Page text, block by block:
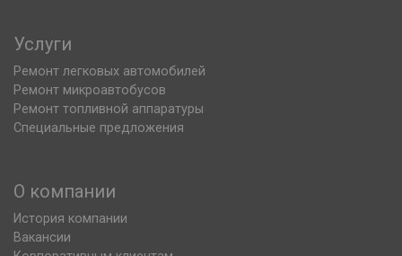
Услуги
Ремонт легковых автомобилей
Ремонт микроавтобусов
Ремонт топливной аппаратуры
Специальные предложения
О компании
История компании
Вакансии